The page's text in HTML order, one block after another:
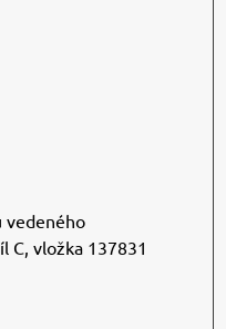
vedeného
C, vložka 137831